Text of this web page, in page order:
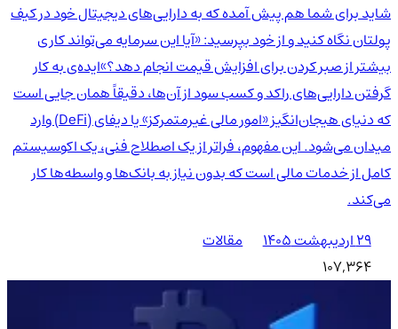
شاید برای شما هم پیش آمده که به دارایی‌های دیجیتال خود در کیف
پولتان نگاه کنید و از خود بپرسید: «آیا این سرمایه می‌تواند کاری
بیشتر از صبر کردن برای افزایش قیمت انجام دهد؟»ایده‌ی به کار
گرفتن دارایی‌های راکد و کسب سود از آن‌ها، دقیقاً همان جایی است
که دنیای هیجان‌انگیز «امور مالی غیرمتمرکز» یا دیفای (DeFi) وارد
میدان می‌شود. این مفهوم، فراتر از یک اصطلاح فنی، یک اکوسیستم
کامل از خدمات مالی است که بدون نیاز به بانک‌ها و واسطه‌ها کار
می‌کند.
۲۹ اردیبهشت ۱۴۰۵
مقالات
107,364